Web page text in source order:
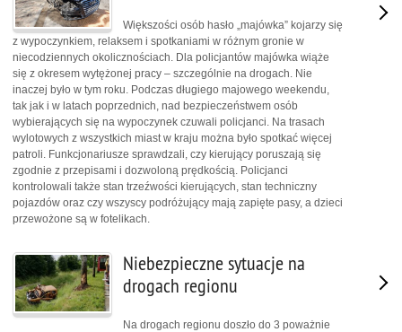
Większości osób hasło „majówka” kojarzy się
z wypoczynkiem, relaksem i spotkaniami w różnym gronie w
niecodziennych okolicznościach. Dla policjantów majówka wiąże
się z okresem wytężonej pracy – szczególnie na drogach. Nie
inaczej było w tym roku. Podczas długiego majowego weekendu,
tak jak i w latach poprzednich, nad bezpieczeństwem osób
wybierających się na wypoczynek czuwali policjanci. Na trasach
wylotowych z wszystkich miast w kraju można było spotkać więcej
patroli. Funkcjonariusze sprawdzali, czy kierujący poruszają się
zgodnie z przepisami i dozwoloną prędkością. Policjanci
kontrolowali także stan trzeźwości kierujących, stan techniczny
pojazdów oraz czy wszyscy podróżujący mają zapięte pasy, a dzieci
przewożone są w fotelikach.
Niebezpieczne sytuacje na
drogach regionu
Na drogach regionu doszło do 3 poważnie